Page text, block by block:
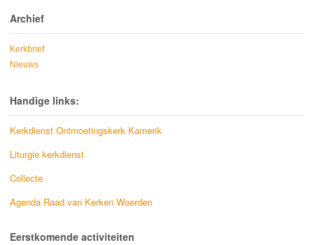
Archief
Kerkbrief
Nieuws
Handige links:
Kerkdienst Ontmoetingskerk Kamerik
Liturgie kerkdienst
Collecte
Agenda Raad van Kerken Woerden
Eerstkomende activiteiten